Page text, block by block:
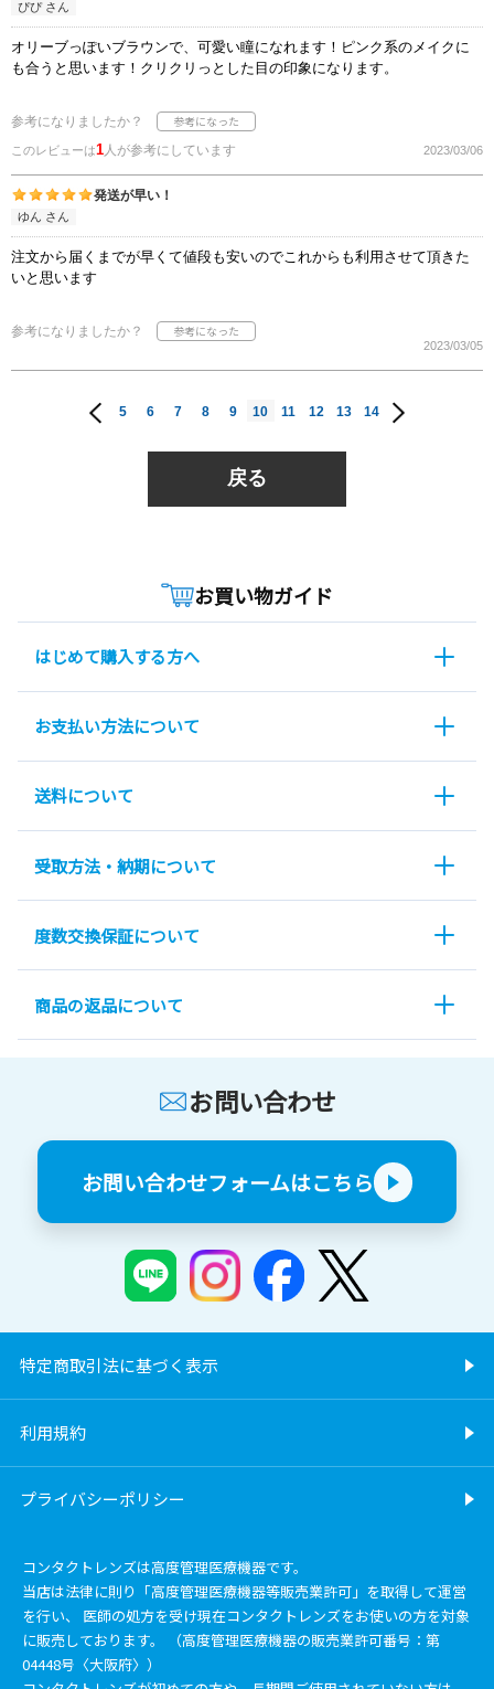
ぴぴ さん
オリーブっぽいブラウンで、可愛い瞳になれます！ピンク系のメイクに
も合うと思います！クリクリっとした目の印象になります。
参考になりましたか？
このレビューは1人が参考にしています 2023/03/06
発送が早い！
ゆん さん
注文から届くまでが早くて値段も安いのでこれからも利用させて頂きた
いと思います
参考になりましたか？
2023/03/05
5 6 7 8 9 10 11 12 13 14
戻る
お買い物ガイド
はじめて購入する方へ
お支払い方法について
送料について
受取方法・納期について
度数交換保証について
商品の返品について
お問い合わせ
お問い合わせフォームはこちら
特定商取引法に基づく表示
利用規約
プライバシーポリシー
コンタクトレンズは高度管理医療機器です。
当店は法律に則り「高度管理医療機器等販売業許可」を取得して運営
を行い、 医師の処方を受け現在コンタクトレンズをお使いの方を対象
に販売しております。 （高度管理医療機器の販売業許可番号：第
04448号〈大阪府〉）